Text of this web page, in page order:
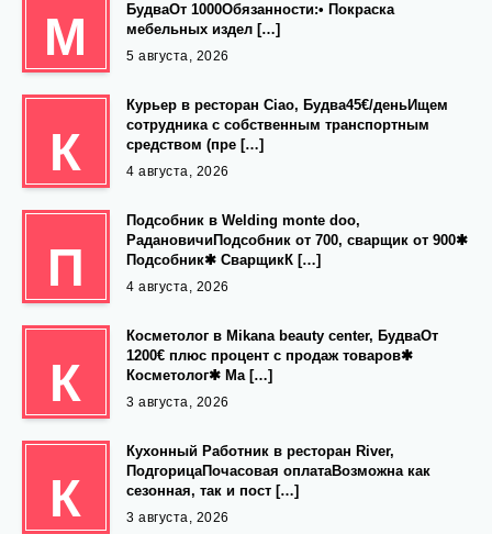
М
БудваОт 1000Обязанности:• Покраска
мебельных издел […]
5 августа, 2026
К
Курьер в ресторан Ciao, Будва45€/деньИщем
сотрудника с собственным транспортным
средством (пре […]
4 августа, 2026
П
Подсобник в Welding monte doo,
РадановичиПодсобник от 700, сварщик от 900✱
Подсобник✱ СварщикК […]
4 августа, 2026
К
Косметолог в Mikana beauty center, БудваОт
1200€ плюс процент с продаж товаров✱
Косметолог✱ Ма […]
3 августа, 2026
К
Кухонный Работник в ресторан River,
ПодгорицаПочасовая оплатаВозможна как
сезонная, так и пост […]
3 августа, 2026